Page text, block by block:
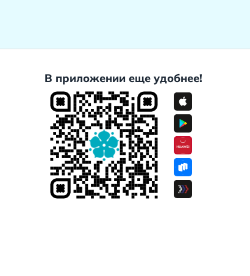
В приложении еще удобнее!